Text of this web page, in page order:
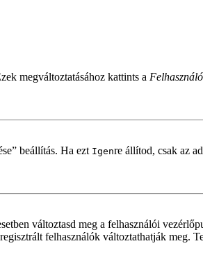
megváltoztatásához kattints a
beállítás. Ha ezt Igenre állítod, csak az
változtasd meg a felhasználói
felhasználók változtathatják meg.